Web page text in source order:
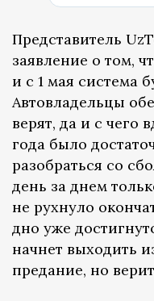
Представитель
заявление о том,
и с 1 мая система
Автовладельцы
верят, да и с чего
года было
разобраться со
день за днем
не рухнуло
дно уже
начнет выходить
предание, но